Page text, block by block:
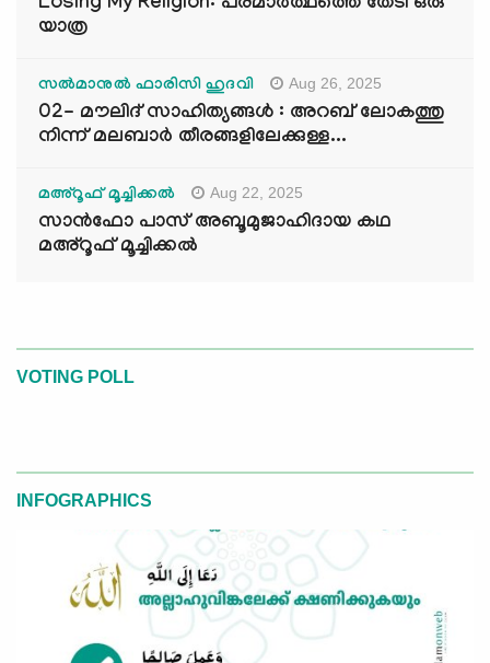
Losing My Religion: പരമാർത്ഥത്തെ തേടി ഒരു
യാത്ര
സൽമാനുൽ ഫാരിസി ഹുദവി Aug 26, 2025
02- മൗലിദ് സാഹിത്യങ്ങൾ : അറബ് ലോകത്തു
നിന്ന് മലബാർ തീരങ്ങളിലേക്കുള്ള...
മഅ്റൂഫ് മൂച്ചിക്കല്‍ Aug 22, 2025
സാൻഫോ പാസ് അബൂമുജാഹിദായ കഥ
മഅ്റൂഫ് മൂച്ചിക്കല്‍
VOTING POLL
INFOGRAPHICS